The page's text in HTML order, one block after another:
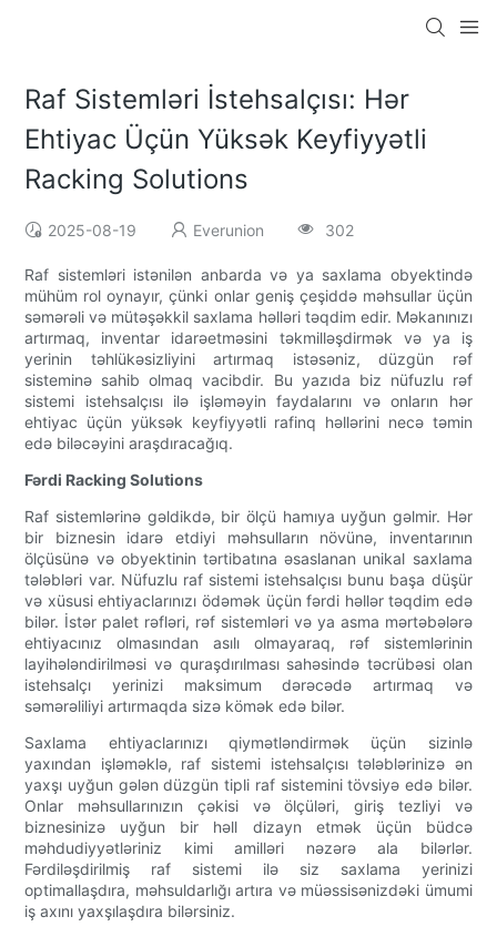
Raf Sistemləri İstehsalçısı: Hər
Ehtiyac Üçün Yüksək Keyfiyyətli
Racking Solutions
2025-08-19 Everunion 302
Raf sistemləri istənilən anbarda və ya saxlama obyektində
mühüm rol oynayır, çünki onlar geniş çeşiddə məhsullar üçün
səmərəli və mütəşəkkil saxlama həlləri təqdim edir. Məkanınızı
artırmaq, inventar idarəetməsini təkmilləşdirmək və ya iş
yerinin təhlükəsizliyini artırmaq istəsəniz, düzgün rəf
sisteminə sahib olmaq vacibdir. Bu yazıda biz nüfuzlu rəf
sistemi istehsalçısı ilə işləməyin faydalarını və onların hər
ehtiyac üçün yüksək keyfiyyətli rafinq həllərini necə təmin
edə biləcəyini araşdıracağıq.
Fərdi Racking Solutions
Raf sistemlərinə gəldikdə, bir ölçü hamıya uyğun gəlmir. Hər
bir biznesin idarə etdiyi məhsulların növünə, inventarının
ölçüsünə və obyektinin tərtibatına əsaslanan unikal saxlama
tələbləri var. Nüfuzlu raf sistemi istehsalçısı bunu başa düşür
və xüsusi ehtiyaclarınızı ödəmək üçün fərdi həllər təqdim edə
bilər. İstər palet rəfləri, rəf sistemləri və ya asma mərtəbələrə
ehtiyacınız olmasından asılı olmayaraq, rəf sistemlərinin
layihələndirilməsi və quraşdırılması sahəsində təcrübəsi olan
istehsalçı yerinizi maksimum dərəcədə artırmaq və
səmərəliliyi artırmaqda sizə kömək edə bilər.
Saxlama ehtiyaclarınızı qiymətləndirmək üçün sizinlə
yaxından işləməklə, raf sistemi istehsalçısı tələblərinizə ən
yaxşı uyğun gələn düzgün tipli raf sistemini tövsiyə edə bilər.
Onlar məhsullarınızın çəkisi və ölçüləri, giriş tezliyi və
biznesinizə uyğun bir həll dizayn etmək üçün büdcə
məhdudiyyətləriniz kimi amilləri nəzərə ala bilərlər.
Fərdiləşdirilmiş raf sistemi ilə siz saxlama yerinizi
optimallaşdıra, məhsuldarlığı artıra və müəssisənizdəki ümumi
iş axını yaxşılaşdıra bilərsiniz.